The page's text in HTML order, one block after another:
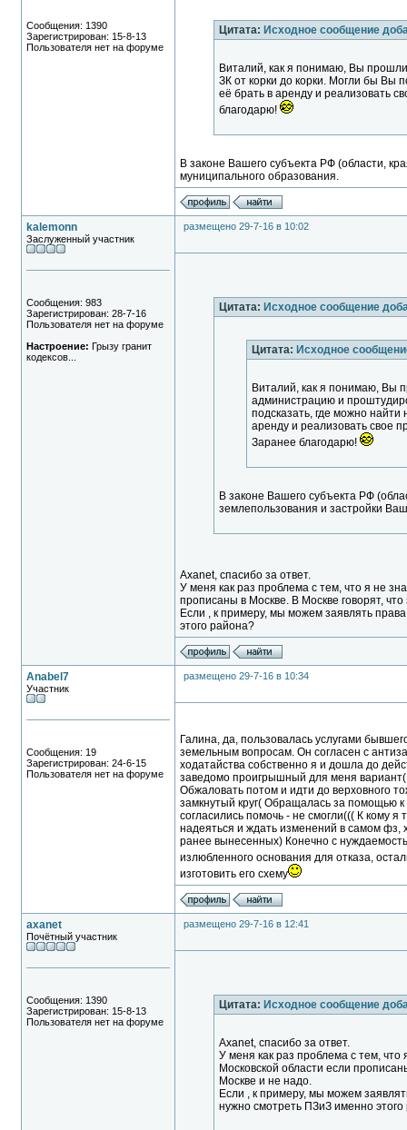
Сообщения: 1390
Зарегистрирован: 15-8-13
Пользователя нет на форуме
Цитата: Исходное сообщение
Виталий, как я понимаю, Вы
ЗК от корки до корки. Могли бы Вы
её брать в аренду и реализовать
благодарю!
В законе Вашего субъекта РФ (области,
муниципального образования.
kalemonn
Заслуженный участник
Сообщения: 983
Зарегистрирован: 28-7-16
Пользователя нет на форуме
Настроение: Грызу гранит
кодексов...
размещено 29-7-16 в 10:02
Цитата: Исходное сообщение
Цитата: Исходное
Виталий, как я понимаю, Вы
администрацию и
подсказать, где можно
аренду и реализовать свое
Заранее благодарю!
В законе Вашего субъекта РФ
землепользования и застройки
Axanet, спасибо за ответ.
У меня как раз проблема с тем, что я не
прописаны в Москве. В Москве говорят,
Если , к примеру, мы можем заявлять
этого района?
Anabel7
Участник
Сообщения: 19
Зарегистрирован: 24-6-15
Пользователя нет на форуме
размещено 29-7-16 в 10:34
Галина, да, пользовалась услугами
земельным вопросам. Он согласен с
ходатайства собственно я и дошла до
заведомо проигрышный для меня вариант(
Обжаловать потом и идти до верховного
замкнутый круг( Обращалась за помощью
согласились помочь - не смогли((( К кому
надеяться и ждать изменений в самом фз,
ранее вынесенных) Конечно с
излюбленного основания для отказа,
изготовить его схему
axanet
Почётный участник
Сообщения: 1390
Зарегистрирован: 15-8-13
Пользователя нет на форуме
размещено 29-7-16 в 12:41
Цитата: Исходное сообщение
Axanet, спасибо за ответ.
У меня как раз проблема с тем,
Московской области если
Москве и не надо.
Если , к примеру, мы можем
нужно смотреть ПЗиЗ именно